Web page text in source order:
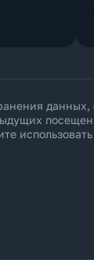
данных,